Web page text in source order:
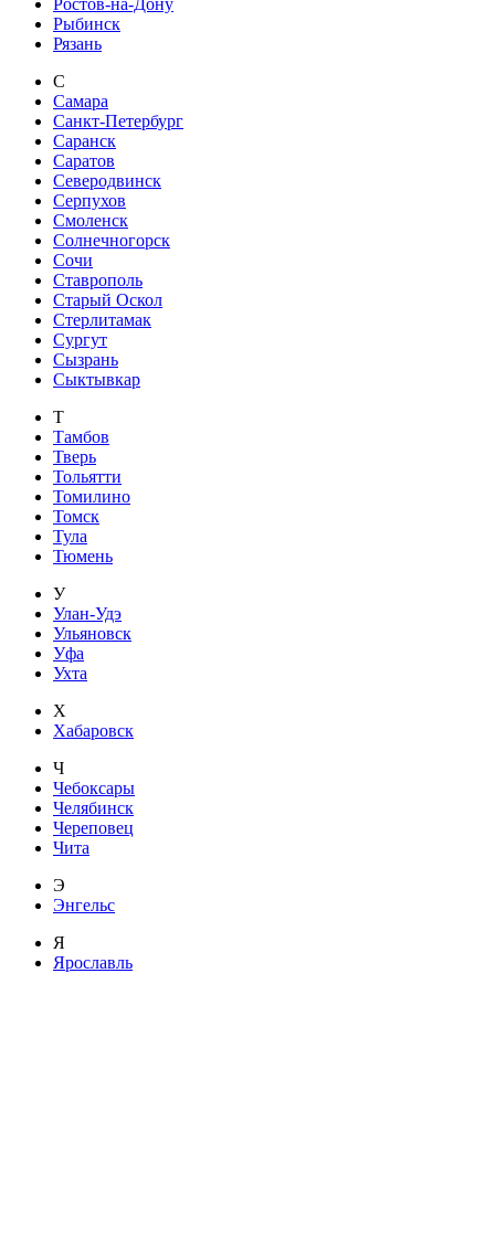
Ростов-на-Дону
Рыбинск
Рязань
С
Самара
Санкт-Петербург
Саранск
Саратов
Северодвинск
Серпухов
Смоленск
Солнечногорск
Сочи
Ставрополь
Старый Оскол
Стерлитамак
Сургут
Сызрань
Сыктывкар
Т
Тамбов
Тверь
Тольятти
Томилино
Томск
Тула
Тюмень
У
Улан-Удэ
Ульяновск
Уфа
Ухта
Х
Хабаровск
Ч
Чебоксары
Челябинск
Череповец
Чита
Э
Энгельс
Я
Ярославль